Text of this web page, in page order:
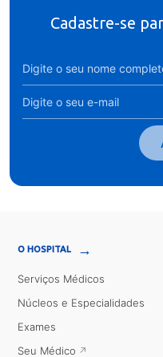
Cadastre-se
O HOSPITAL →
Serviços Médicos
Núcleos e Especialidades
Exames
Seu Médico